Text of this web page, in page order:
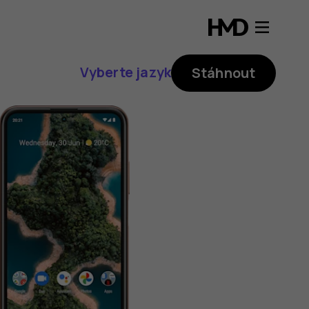
Vyberte jazyk Stáhnout